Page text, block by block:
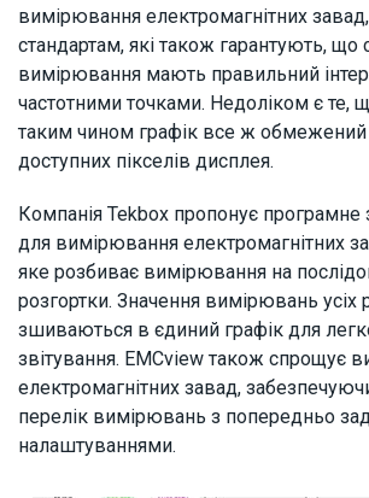
вимірювання електромагнітних
стандартам, які також гарантують, що
вимірювання мають правильний
частотними точками. Недоліком є те,
таким чином графік все ж обмежений
доступних пікселів дисплея.
Компанія Tekbox пропонує програмне
для вимірювання електромагнітних
яке розбиває вимірювання на
розгортки. Значення вимірювань усіх
зшиваються в єдиний графік для
звітування. EMCview також спрощує
електромагнітних завад,
перелік вимірювань з попередньо
налаштуваннями.